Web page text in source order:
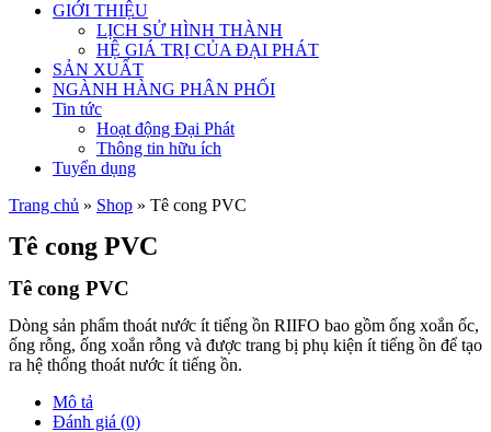
GIỚI THIỆU
LỊCH SỬ HÌNH THÀNH
HỆ GIÁ TRỊ CỦA ĐẠI PHÁT
SẢN XUẤT
NGÀNH HÀNG PHÂN PHỐI
Tin tức
Hoạt động Đại Phát
Thông tin hữu ích
Tuyển dụng
Trang chủ » Shop » Tê cong PVC
Tê cong PVC
Tê cong PVC
Dòng sản phẩm thoát nước ít tiếng ồn RIIFO bao gồm ống xoắn ốc,
ống rỗng, ống xoắn rỗng và được trang bị phụ kiện ít tiếng ồn để tạo
ra hệ thống thoát nước ít tiếng ồn.
Mô tả
Đánh giá (0)